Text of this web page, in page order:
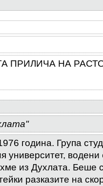
ПРИЛИЧА НА
година. Група
университет, водени
из Духлата. Беше
разказите на